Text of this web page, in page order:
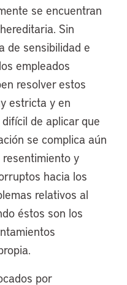
se encuentran
Sin
de sensibilidad e
empleados
resolver estos
estricta y en
de aplicar que
se complica aún
y
hacia los
relativos al
éstos son los
por